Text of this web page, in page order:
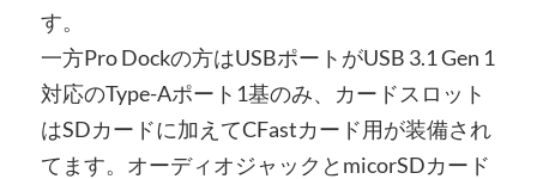
す。
一方Pro Dockの方はUSBポートがUSB 3.1 Gen 1
対応のType-Aポート1基のみ、カードスロット
はSDカードに加えてCFastカード用が装備され
てます。オーディオジャックとmicorSDカード